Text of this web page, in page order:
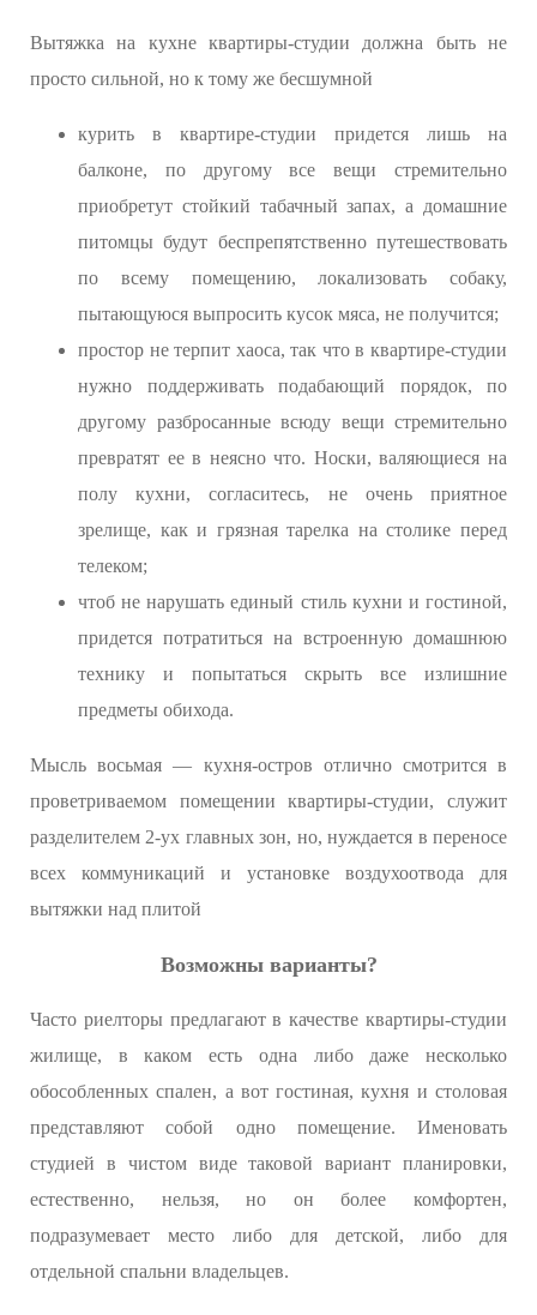
Вытяжка на кухне квартиры-студии должна быть не
просто сильной, но к тому же бесшумной
курить в квартире-студии придется лишь на
балконе, по другому все вещи стремительно
приобретут стойкий табачный запах, а домашние
питомцы будут беспрепятственно путешествовать
по всему помещению, локализовать собаку,
пытающуюся выпросить кусок мяса, не получится;
простор не терпит хаоса, так что в квартире-студии
нужно поддерживать подабающий порядок, по
другому разбросанные всюду вещи стремительно
превратят ее в неясно что. Носки, валяющиеся на
полу кухни, согласитесь, не очень приятное
зрелище, как и грязная тарелка на столике перед
телеком;
чтоб не нарушать единый стиль кухни и гостиной,
придется потратиться на встроенную домашнюю
технику и попытаться скрыть все излишние
предметы обихода.
Мысль восьмая — кухня-остров отлично смотрится в
проветриваемом помещении квартиры-студии, служит
разделителем 2-ух главных зон, но, нуждается в переносе
всех коммуникаций и установке воздухоотвода для
вытяжки над плитой
Возможны варианты?
Часто риелторы предлагают в качестве квартиры-студии
жилище, в каком есть одна либо даже несколько
обособленных спален, а вот гостиная, кухня и столовая
представляют собой одно помещение. Именовать
студией в чистом виде таковой вариант планировки,
естественно, нельзя, но он более комфортен,
подразумевает место либо для детской, либо для
отдельной спальни владельцев.